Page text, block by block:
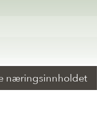
næringsinnholdet